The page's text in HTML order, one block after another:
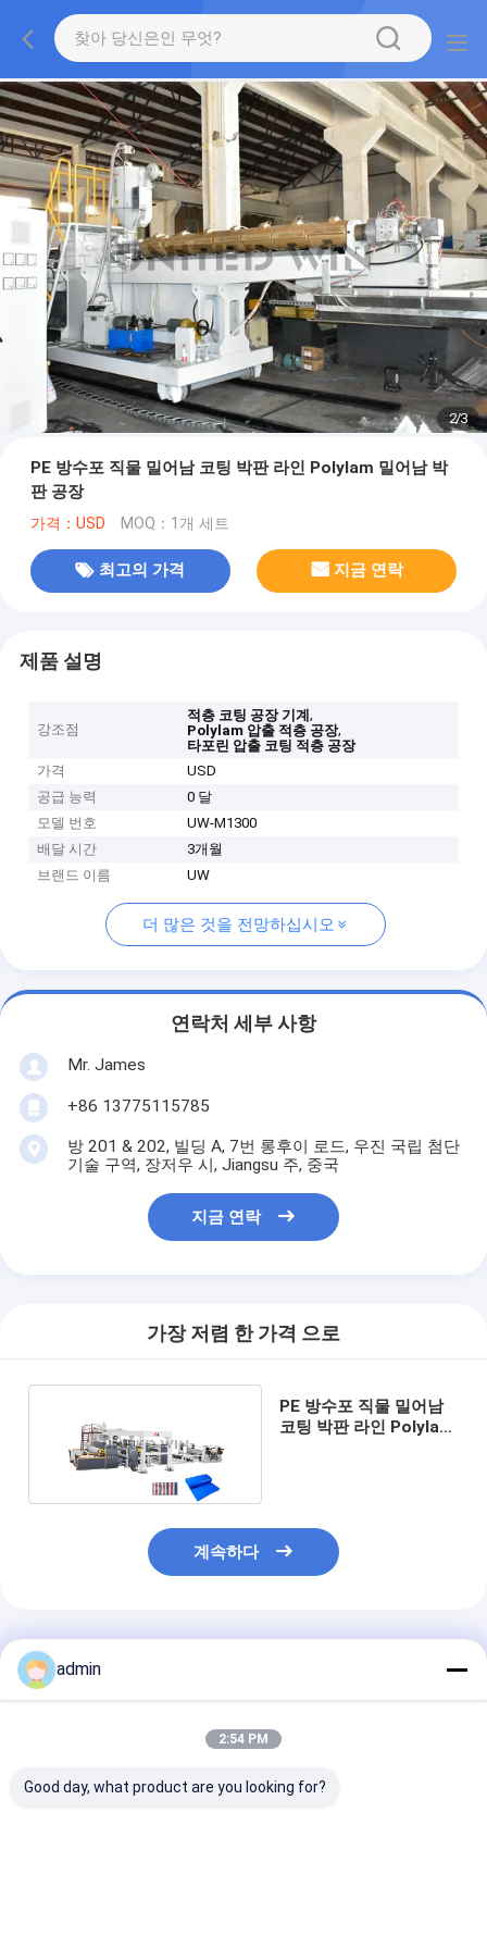
2/3
PE 방수포 직물 밀어남 코팅 박판 라인 Polylam 밀어남 박
판 공장
가격：USD MOQ：1개 세트
최고의 가격 지금 연락
제품 설명
강조점
적층 코팅 공장 기계,
Polylam 압출 적층 공장,
타포린 압출 코팅 적층 공장
가격
USD
공급 능력
0 달
모델 번호
UW-M1300
배달 시간
3개월
브랜드 이름
UW
더 많은 것을 전망하십시오
연락처 세부 사항
Mr. James
+86 13775115785
방 201 & 202, 빌딩 A, 7번 롱후이 로드, 우진 국립 첨단
기술 구역, 장저우 시, Jiangsu 주, 중국
지금 연락
가장 저렴 한 가격 으로
PE 방수포 직물 밀어남
코팅 박판 라인 Polylam
계속하다
추천된 제품
admin
2:54 PM
Good day, what product are you looking for?